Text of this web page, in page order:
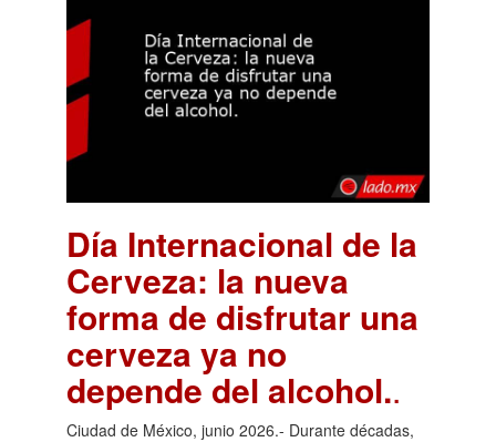
Día Internacional de la
Cerveza: la nueva
forma de disfrutar una
cerveza ya no
depende del alcohol..
Ciudad de México, junio 2026.- Durante décadas,